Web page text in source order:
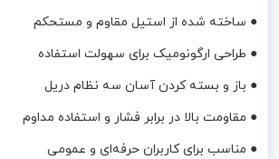
● ساخته شده از استیل مقاوم و مستحکم
● طراحی ارگونومیک برای سهولت استفاده
● باز و بسته کردن آسان سه نظام دریل
● مقاومت بالا در برابر فشار و استفاده مداوم
● مناسب برای کاربران حرفه‌ای و عمومی